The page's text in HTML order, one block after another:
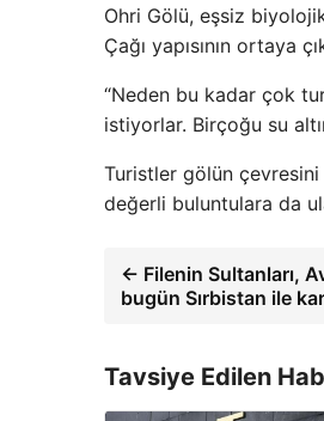
Ohri Gölü, eşsiz
Çağı yapısının ortaya
“Neden bu kadar çok
istiyorlar. Birçoğu su
Turistler gölün çevresini
değerli buluntulara da
← Filenin Sultanları,
bugün Sırbistan ile
Tavsiye Edilen